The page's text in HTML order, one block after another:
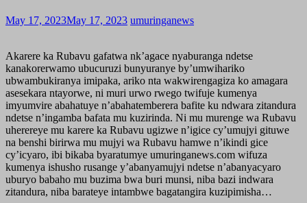
May 17, 2023May 17, 2023 umuringanews
Akarere ka Rubavu gafatwa nk’agace nyaburanga ndetse
kanakorerwamo ubucuruzi bunyuranye by’umwihariko
ubwambukiranya imipaka, ariko nta wakwirengagiza ko amagara
asesekara ntayorwe, ni muri urwo rwego twifuje kumenya
imyumvire abahatuye n’abahatemberera bafite ku ndwara zitandura
ndetse n’ingamba bafata mu kuzirinda. Ni mu murenge wa Rubavu
uherereye mu karere ka Rubavu ugizwe n’igice cy’umujyi gituwe
na benshi birirwa mu mujyi wa Rubavu hamwe n’ikindi gice
cy’icyaro, ibi bikaba byaratumye umuringanews.com wifuza
kumenya ishusho rusange y’abanyamujyi ndetse n’abanyacyaro
uburyo babaho mu buzima bwa buri munsi, niba bazi indwara
zitandura, niba barateye intambwe bagatangira kuzipimisha…